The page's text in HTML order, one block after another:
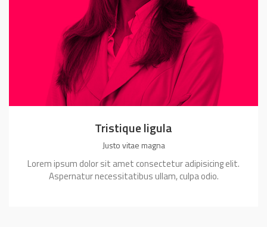
Tristique ligula
Justo vitae magna
Lorem ipsum dolor sit amet consectetur adipisicing elit.
Aspernatur necessitatibus ullam, culpa odio.